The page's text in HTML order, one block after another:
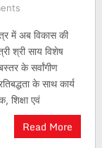
में अब विकास की
श्री साय विशेष
के सर्वांगीण
के साथ कार्य
शिक्षा एवं
Read More